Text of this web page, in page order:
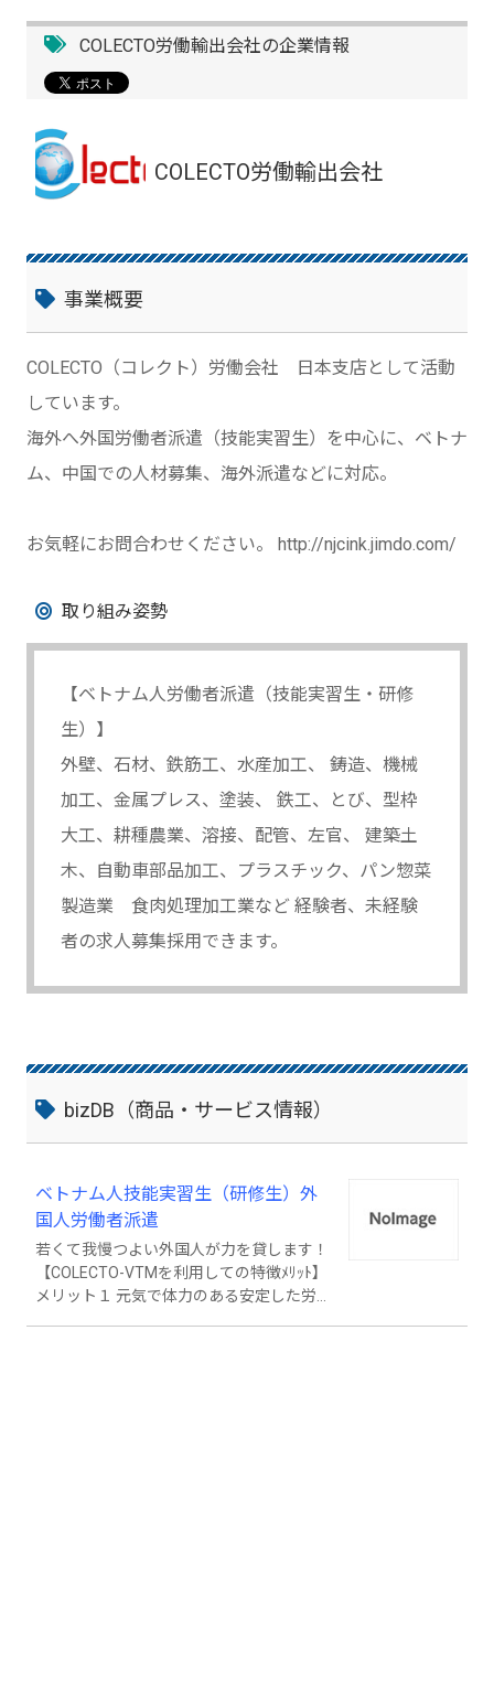
COLECTO労働輸出会社の企業情報
COLECTO労働輸出会社
事業概要
COLECTO（コレクト）労働会社 日本支店として活動
しています。
海外へ外国労働者派遣（技能実習生）を中心に、ベトナ
ム、中国での人材募集、海外派遣などに対応。
お気軽にお問合わせください。 http://njcink.jimdo.com/
取り組み姿勢
【ベトナム人労働者派遣（技能実習生・研修
生）】
外壁、石材、鉄筋工、水産加工、 鋳造、機械
加工、金属プレス、塗装、 鉄工、とび、型枠
大工、耕種農業、溶接、配管、左官、 建築土
木、自動車部品加工、プラスチック、パン惣菜
製造業 食肉処理加工業など 経験者、未経験
者の求人募集採用できます。
bizDB（商品・サービス情報）
ベトナム人技能実習生（研修生）外
国人労働者派遣
若くて我慢つよい外国人が力を貸します！
【COLECTO-VTMを利用しての特徴ﾒﾘｯﾄ】
メリット１ 元気で体力のある安定した労